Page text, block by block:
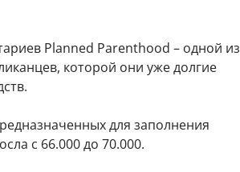
Planned Parenthood – одной из
которой они уже долгие
для заполнения
с 66.000 до 70.000.